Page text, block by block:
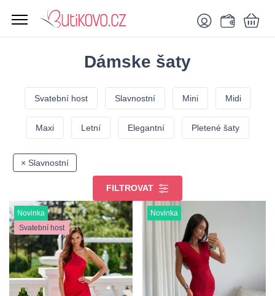
Dámske šaty
Svatební host Slavnostní Mini Midi
Maxi Letní Elegantní Pletené šaty
× Slavnostní
FILTROVAT
Novinka
Svatební host
Novinka